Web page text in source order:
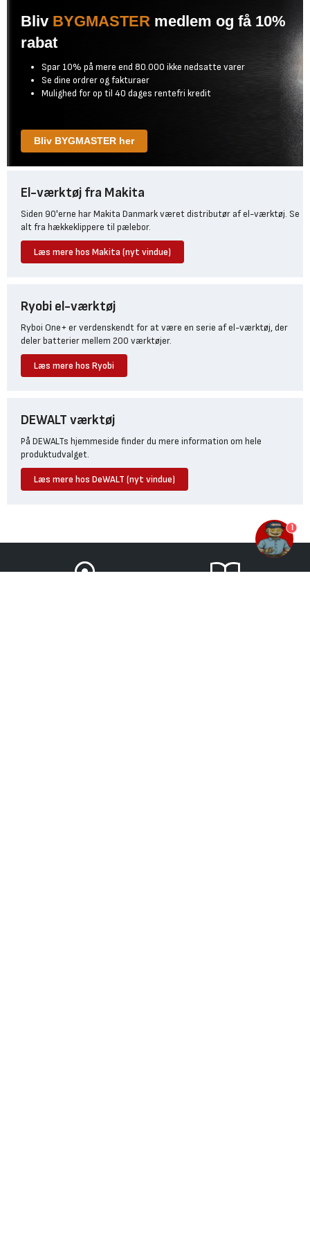
Bliv BYGMASTER medlem og få 10%
rabat
Spar 10% på mere end 80.000 ikke nedsatte varer
Se dine ordrer og fakturaer
Mulighed for op til 40 dages rentefri kredit
Bliv BYGMASTER her
El-værktøj fra Makita
Siden 90'erne har Makita Danmark været distributør af el-værktøj. Se
alt fra hækkeklippere til pælebor.
Læs mere hos Makita (nyt vindue)
Ryobi el-værktøj
Ryboi One+ er verdenskendt for at være en serie af el-værktøj, der
deler batterier mellem 200 værktøjer.
Læs mere hos Ryobi
DEWALT værktøj
På DEWALTs hjemmeside finder du mere information om hele
produktudvalget.
Læs mere hos DeWALT (nyt vindue)
1